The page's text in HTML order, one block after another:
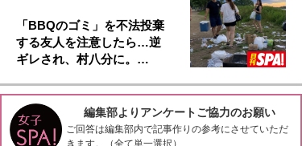
「BBQのゴミ」を不法投棄
する友人を注意したら…逆
ギレされ、村八分に。…